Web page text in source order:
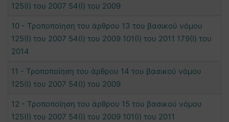
125(Ι) του 2007 54(Ι) του 2009
10 - Τροποποίηση του άρθρου 13 του βασικού νόμου
125(Ι) του 2007 54(Ι) του 2009 101(Ι) του 2011 179(Ι) του
2014
11 - Τροποποίηση του άρθρου 14 του βασικού νόμου
125(Ι) του 2007 54(Ι) του 2009
12 - Τροποποίηση του άρθρου 15 του βασικού νόμου
125(Ι) του 2007 54(Ι) του 2009 101(Ι) του 2011